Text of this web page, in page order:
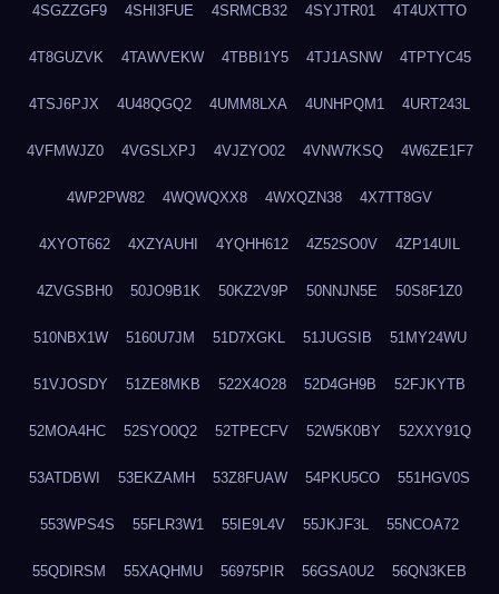
4SGZZGF9 4SHI3FUE 4SRMCB32 4SYJTR01 4T4UXTTO
4T8GUZVK 4TAWVEKW 4TBBI1Y5 4TJ1ASNW 4TPTYC45
4TSJ6PJX 4U48QGQ2 4UMM8LXA 4UNHPQM1 4URT243L
4VFMWJZ0 4VGSLXPJ 4VJZYO02 4VNW7KSQ 4W6ZE1F7
4WP2PW82 4WQWQXX8 4WXQZN38 4X7TT8GV
4XYOT662 4XZYAUHI 4YQHH612 4Z52SO0V 4ZP14UIL
4ZVGSBH0 50JO9B1K 50KZ2V9P 50NNJN5E 50S8F1Z0
510NBX1W 5160U7JM 51D7XGKL 51JUGSIB 51MY24WU
51VJOSDY 51ZE8MKB 522X4O28 52D4GH9B 52FJKYTB
52MOA4HC 52SYO0Q2 52TPECFV 52W5K0BY 52XXY91Q
53ATDBWI 53EKZAMH 53Z8FUAW 54PKU5CO 551HGV0S
553WPS4S 55FLR3W1 55IE9L4V 55JKJF3L 55NCOA72
55QDIRSM 55XAQHMU 56975PIR 56GSA0U2 56QN3KEB